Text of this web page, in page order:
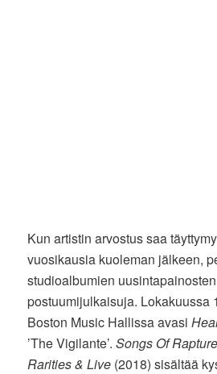
Kun artistin arvostus saa
vuosikausia kuoleman jälkeen,
studioalbumien
postuumijulkaisuja. Lokakuussa
Boston Music Hallissa avasi
’The Vigilante’.Songs Of
Rarities & Live (2018) sisältää